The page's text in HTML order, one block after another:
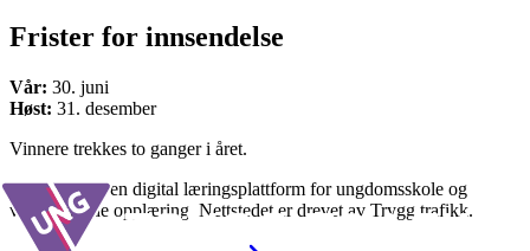
Frister for innsendelse
Vår: 30. juni
Høst: 31. desember
Vinnere trekkes to ganger i året.
Underveis er en digital læringsplattform for ungdomsskole og
videregående opplæring. Nettstedet er drevet av Trygg trafikk.